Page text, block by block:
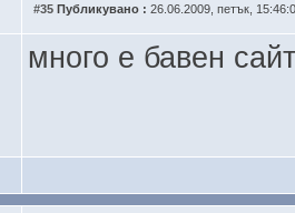
#35 Публикувано : 26.06.2009, петък,
много е бавен